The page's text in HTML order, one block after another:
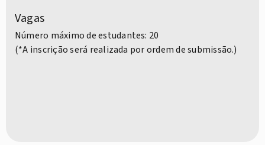
Vagas
Número máximo de estudantes: 20
(*A inscrição será realizada por ordem de submissão.)